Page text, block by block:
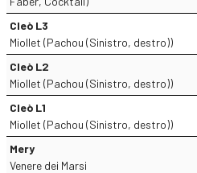
Cleò L3
Miollet (Pachou (Sinistro, destro))
Cleò L2
Miollet (Pachou (Sinistro, destro))
Cleò L1
Miollet (Pachou (Sinistro, destro))
Mery
Venere dei Marsi